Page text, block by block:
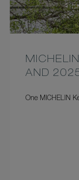
AND
One MICHELIN